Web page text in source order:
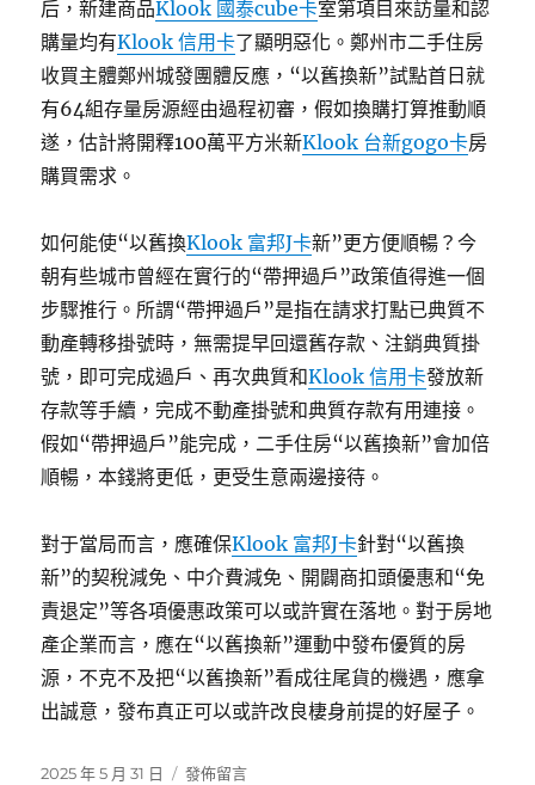
后，新建商品Klook 國泰cube卡室第項目來訪量和認
購量均有Klook 信用卡了顯明惡化。鄭州市二手住房
收買主體鄭州城發團體反應，“以舊換新”試點首日就
有64組存量房源經由過程初審，假如換購打算推動順
遂，估計將開釋100萬平方米新Klook 台新gogo卡房
購買需求。
如何能使“以舊換Klook 富邦J卡新”更方便順暢？今
朝有些城市曾經在實行的“帶押過戶”政策值得進一個
步驟推行。所謂“帶押過戶”是指在請求打點已典質不
動產轉移掛號時，無需提早回還舊存款、注銷典質掛
號，即可完成過戶、再次典質和Klook 信用卡發放新
存款等手續，完成不動產掛號和典質存款有用連接。
假如“帶押過戶”能完成，二手住房“以舊換新”會加倍
順暢，本錢將更低，更受生意兩邊接待。
對于當局而言，應確保Klook 富邦J卡針對“以舊換
新”的契稅減免、中介費減免、開闢商扣頭優惠和“免
責退定”等各項優惠政策可以或許實在落地。對于房地
產企業而言，應在“以舊換新”運動中發布優質的房
源，不克不及把“以舊換新”看成往尾貨的機遇，應拿
出誠意，發布真正可以或許改良棲身前提的好屋子。
發
2025 年 5 月 31 日
在
發佈留言